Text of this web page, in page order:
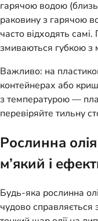
гарячою водою
раковину з гарячою
часто відходять
змиваються губкою
Важливо: на
контейнерах або
з температурою —
перевіряйте тильну
Рослинна
м’який і
Будь-яка рослинна
чудово справляється